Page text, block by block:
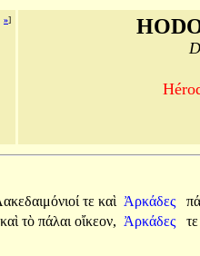
»]
τε καὶ Ἀρκάδες
καὶ τὸ πάλαι οἴκεον, Ἀρκάδες